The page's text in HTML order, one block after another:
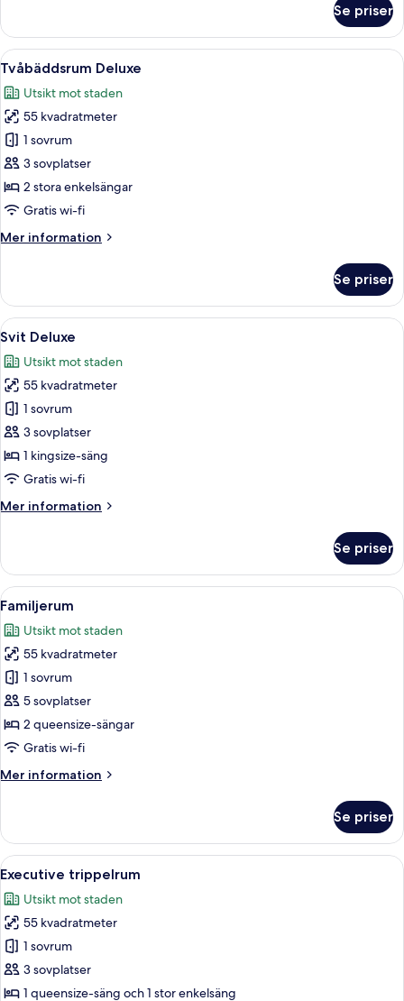
Of
House
Se priser
Öppna
alla
foton
för
Tvåbäddsrum
Deluxe
Tvåbäddsrum Deluxe | Vardagsrum |
7
Tvåbäddsrum Deluxe
Utsikt mot staden
55 kvadratmeter
1 sovrum
3 sovplatser
2 stora enkelsängar
Gratis wi-fi
Mer information
Mer
Deluxe
Se priser
Öppna
alla
foton
för
Svit
Deluxe
Svit Deluxe | Värdeförvaringsskåp
12
Svit Deluxe
Utsikt mot staden
55 kvadratmeter
1 sovrum
3 sovplatser
1 kingsize-säng
Gratis wi-fi
Mer information
Mer
Deluxe
Se priser
Öppna
alla
foton
för
Familjerum
Ett hotellrum med en soffa, en
9
Familjerum
Utsikt mot staden
55 kvadratmeter
1 sovrum
5 sovplatser
2 queensize-sängar
Gratis wi-fi
Mer information
Mer
Se priser
Öppna
alla
foton
för
Executive
trippelrum
Ett hotellrum med en säng, en
9
Executive trippelrum
Utsikt mot staden
55 kvadratmeter
1 sovrum
3 sovplatser
1 queensize-säng och 1 stor enkelsäng